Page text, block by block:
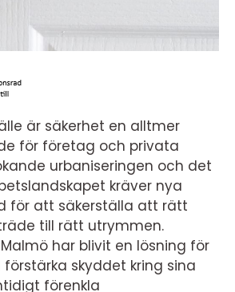
är säkerhet en alltmer
för företag och privata
urbaniseringen och det
kräver nya
för att säkerställa att rätt
till rätt utrymmen.
har blivit en lösning för
skyddet kring sina
förenkla